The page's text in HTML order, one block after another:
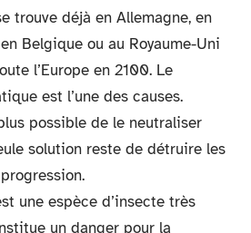
trouve déjà en Allemagne, en
Belgique ou au Royaume-Uni
l’Europe en 2100. Le
est l’une des causes.
possible de le neutraliser
solution reste de détruire les
une espèce d’insecte très
un danger pour la